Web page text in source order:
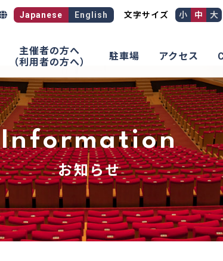
Japanese English 文字サイズ 小 中 大
主催者の方へ
（利用者の方へ）
駐車場 アクセス
Information
お知らせ